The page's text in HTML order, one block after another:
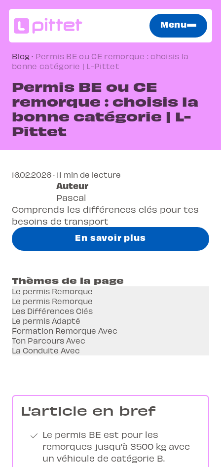
Menu
Blog · Permis BE ou CE remorque : choisis la
bonne catégorie | L-Pittet
Permis BE ou CE
remorque : choisis la
bonne catégorie | L-
Pittet
Comprends les différences clés pour tes
besoins de transport
En savoir plus
16.02.2026 · 11 min de lecture
Auteur
Pascal
Thèmes de la page
Le permis Remorque
Le permis Remorque
Les Différences Clés
Le permis Adapté
Formation Remorque Avec
Ton Parcours Avec
La Conduite Avec
L'article en bref
Le permis BE est pour les
remorques jusqu'à 3500 kg avec
un véhicule de catégorie B.